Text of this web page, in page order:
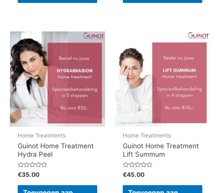
Home Treatments
Guinot Home Treatment
Hydra Peel
Gewaardeerd
0
uit
€35.00
Home Treatments
Guinot Home Treatment
Lift Summum
Gewaardeerd
0
uit
€45.00